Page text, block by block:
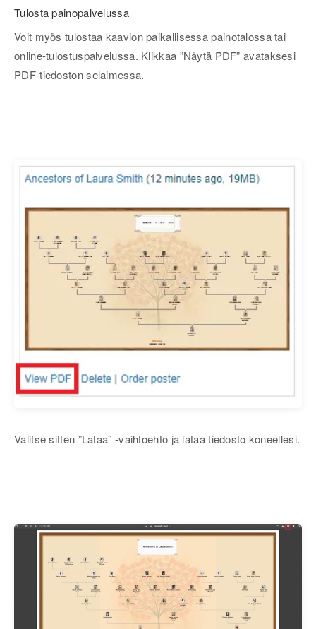
Tulosta painopalvelussa
Voit myös tulostaa kaavion paikallisessa painotalossa tai
online-tulostuspalvelussa. Klikkaa ”Näytä PDF” avataksesi
PDF-tiedoston selaimessa.
Valitse sitten ”Lataa” -vaihtoehto ja lataa tiedosto koneellesi.